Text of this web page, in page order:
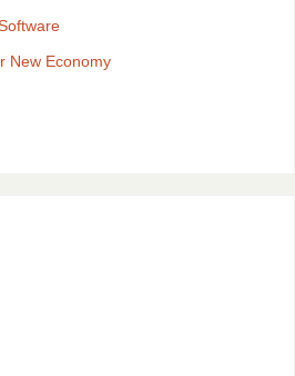
New Economy